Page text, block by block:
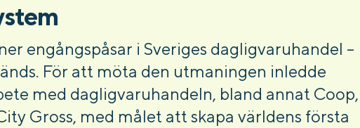
engångspåsar i Sveriges dagligvaruhandel –
För att möta den utmaningen inledde
med dagligvaruhandeln, bland annat Coop,
Gross, med målet att skapa världens första